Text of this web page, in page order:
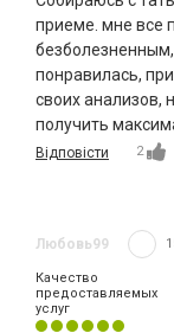
приеме. мне все
понравилась,
своих анализов,
получить
Відповісти 2
Любовь99
Качество
предоставляемых
услуг